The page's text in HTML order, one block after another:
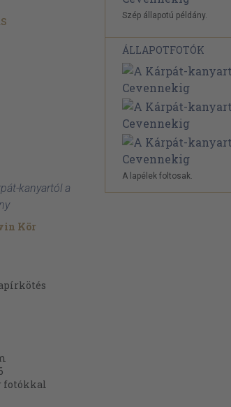
kanyartól a
Kör
fotókkal
Szép állapotú példány.
ÁLLAPOTFOTÓK
A lapélek foltosak.